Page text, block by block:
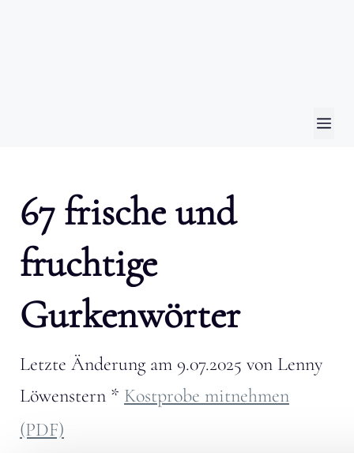
67 frische und
fruchtige
Gurkenwörter
Letzte Änderung am 9.07.2025 von Lenny
Löwenstern * Kostprobe mitnehmen
(PDF)